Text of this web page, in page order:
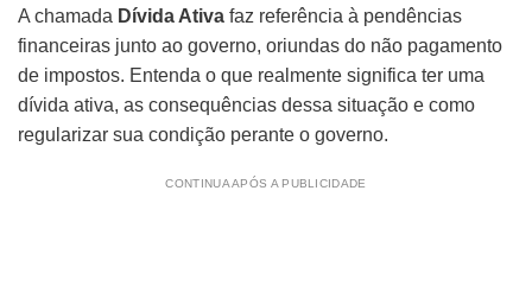
A chamada Dívida Ativa faz referência à pendências
financeiras junto ao governo, oriundas do não pagamento
de impostos. Entenda o que realmente significa ter uma
dívida ativa, as consequências dessa situação e como
regularizar sua condição perante o governo.
CONTINUA APÓS A PUBLICIDADE